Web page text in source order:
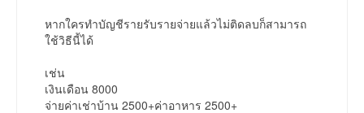
หากใครทำบัญชีรายรับรายจ่ายแล้วไม่ติดลบก็สามารถ
ใช้วิธีนี้ได้
เช่น
เงินเดือน 8000
จ่ายค่าเช่าบ้าน 2500+ค่าอาหาร 2500+